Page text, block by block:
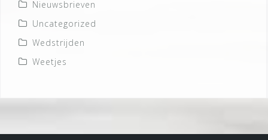
Nieuwsbrieven
Uncategorized
Wedstrijden
Weetjes